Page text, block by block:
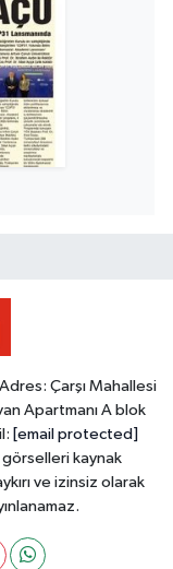
Çarşı Mahallesi
Apartmanı A blok
[email protected]
kaynak
ve izinsiz olarak